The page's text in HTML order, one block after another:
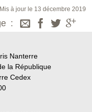
Mis à jour le 13 décembre 2019
Nanterre
la République
Cedex